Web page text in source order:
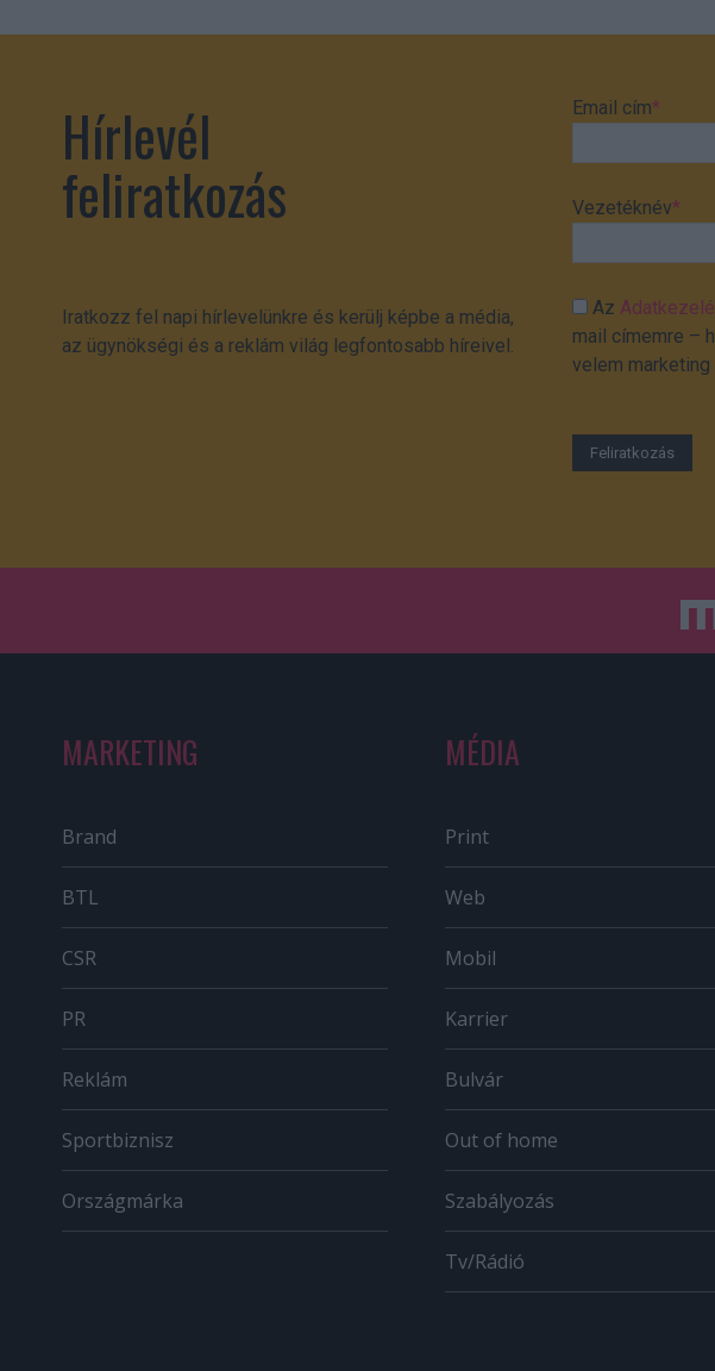
Hírlevél
feliratkozás
Iratkozz fel napi hírlevelünkre és kerülj képbe a média,
az ügynökségi és a reklám világ legfontosabb híreivel.
Email cím*
Vezetéknév*
Az
mail címemre –
velem
MARKETING
Brand
BTL
CSR
PR
Reklám
Sportbiznisz
Országmárka
MÉDIA
Print
Web
Mobil
Karrier
Bulvár
Out of home
Szabályozás
Tv/Rádió